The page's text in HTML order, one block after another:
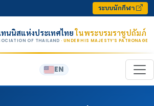
ระบบนักกีฬา
นนิสแห่งประเทศไทยในพระบรมราชูปถัมภ์
OF THAILAND · UNDER HIS MAJESTY’S PATRONAGE
EN